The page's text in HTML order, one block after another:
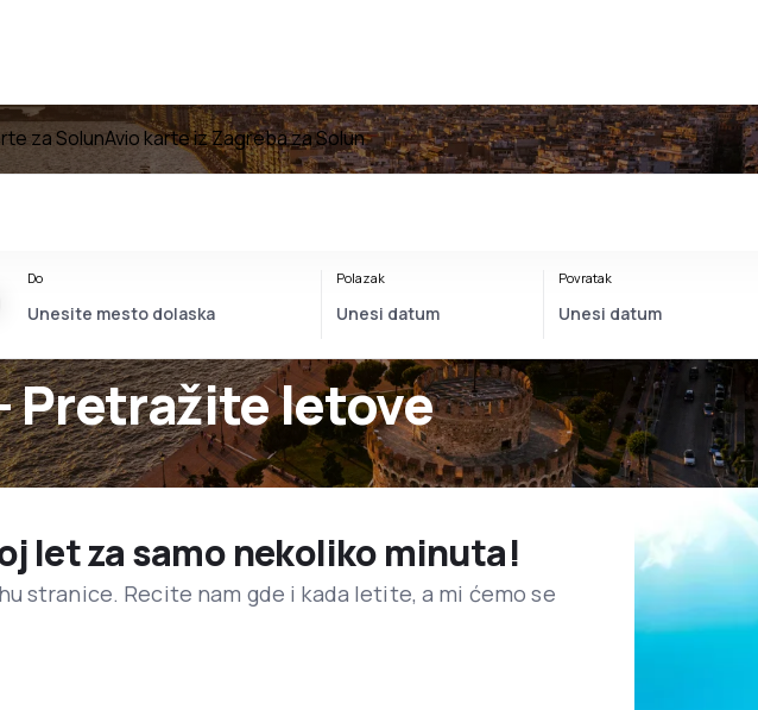
za SolunAvio karte iz Zagreba za Solun
Pretražite letove
Do Polazak Povratak
let za samo nekoliko minuta!
stranice. Recite nam gde i kada letite, a mi ćemo se